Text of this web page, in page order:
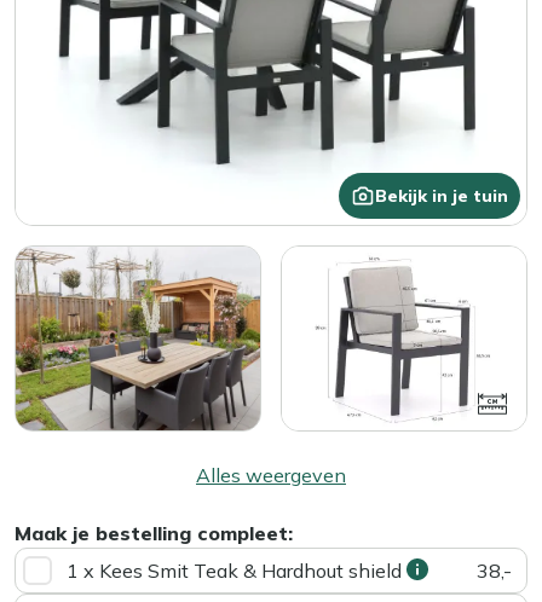
Bekijk in je tuin
Alles weergeven
Maak je bestelling compleet:
1 x Kees Smit Teak & Hardhout shield
38,-